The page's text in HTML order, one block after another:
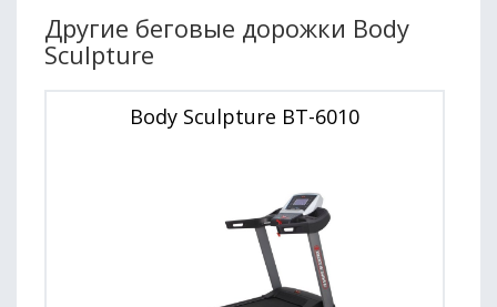
Другие беговые дорожки Body
Sculpture
Body Sculpture BT-6010